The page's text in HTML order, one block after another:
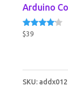
Arduino
Rated
$39
SKU: addx012